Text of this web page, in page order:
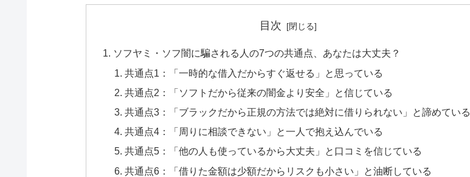
目次
ソフヤミ・ソフ闇に騙される人の7つの共通点、あなたは大丈夫？
共通点1：「一時的な借入だからすぐ返せる」と思っている
共通点2：「ソフトだから従来の闇金より安全」と信じている
共通点3：「ブラックだから正規の方法では絶対に借りられない」と諦めている
共通点4：「周りに相談できない」と一人で抱え込んでいる
共通点5：「他の人も使っているから大丈夫」と口コミを信じている
共通点6：「借りた金額は少額だからリスクも小さい」と油断している